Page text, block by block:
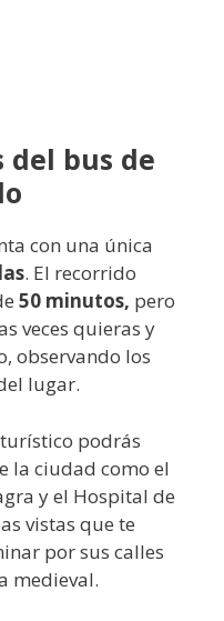
del bus de
con una única
. El recorrido
50 minutos, pero
veces quieras y
observando los
lugar.
podrás
la ciudad como el
y el Hospital de
vistas que te
por sus calles
medieval.